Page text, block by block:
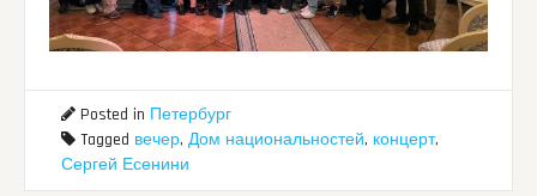
Posted in Петербург
Tagged вечер, Дом национальностей, концерт,
Сергей Есенини